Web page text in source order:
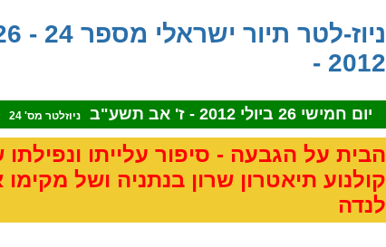
2012 -
יום חמישי 26 ביולי 2012 - ז' אב תשע"ב ניוזלטר מס' 24
הבית על הגבעה - סיפור עלייתו
קולנוע תיאטרון שרון בנתניה ושל מקימו
לנדה